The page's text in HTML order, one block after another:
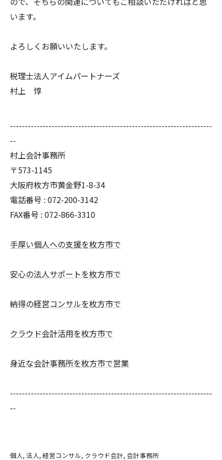
います。
よろしくお願いいたします。
税理士法人アイムパートナーズ
村上 惇
--------------------------------------------------------------------
--
村上会計事務所
〒573-1145
大阪府枚方市黄金野1-8-34
電話番号 : 072-200-3142
FAX番号 : 072-866-3310
手厚い個人への支援を枚方市で
安心の法人サポートを枚方市で
納得の経営コンサルを枚方市で
クラウド会計活用を枚方市で
身近な会計事務所を枚方市で営業
--------------------------------------------------------------------
--
個人 法人 経営コンサル クラウド会計 会計事務所